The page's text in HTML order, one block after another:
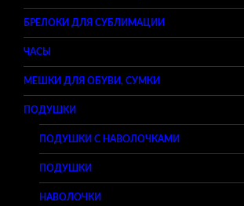
БРЕЛОКИ ДЛЯ СУБЛИМАЦИИ
ЧАСЫ
МЕШКИ ДЛЯ ОБУВИ, СУМКИ
ПОДУШКИ
ПОДУШКИ С НАВОЛОЧКАМИ
ПОДУШКИ
НАВОЛОЧКИ